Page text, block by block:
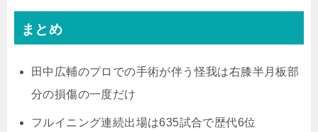
まとめ
田中広輔のプロでの手術が伴う怪我は右膝半月板部
分の損傷の一度だけ
フルイニング連続出場は635試合で歴代6位